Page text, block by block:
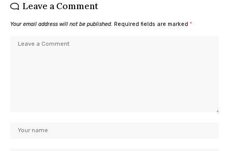
Leave a Comment
Your email address will not be published. Required fields are marked *